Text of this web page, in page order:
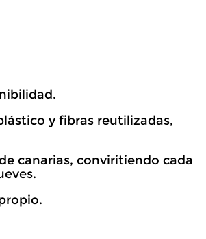
y fibras reutilizadas,
canarias, conviritiendo cada